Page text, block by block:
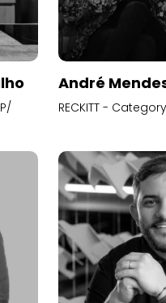
André
RECKITT -